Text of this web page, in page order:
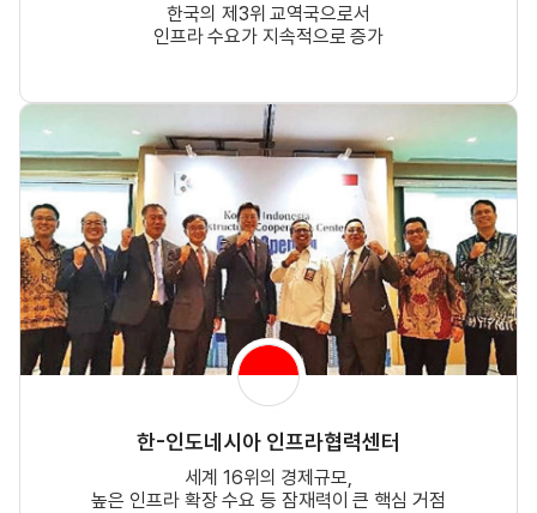
한국의 제3위 교역국으로서
인프라 수요가 지속적으로 증가
한-인도네시아 인프라협력센터
세계 16위의 경제규모,
높은 인프라 확장 수요 등 잠재력이 큰 핵심 거점